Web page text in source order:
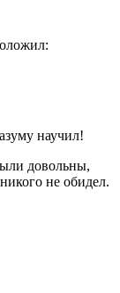
научил!
довольны,
не обидел.